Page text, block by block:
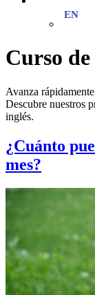
Curso
Avanza
Descubre nuestros
inglés.
¿Cuánto
mes?